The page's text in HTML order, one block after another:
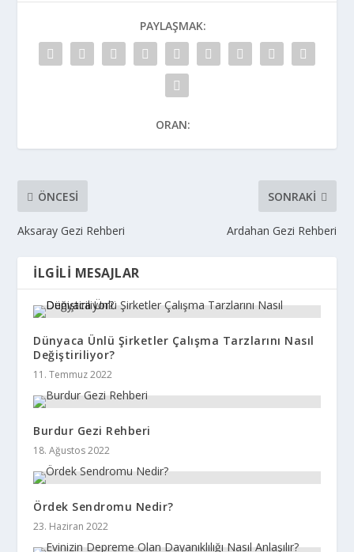
PAYLAŞMAK:
ORAN:
ÖNCESI
Aksaray Gezi Rehberi
SONRAKI
Ardahan Gezi Rehberi
İLGILI MESAJLAR
Dünyaca Ünlü Şirketler Çalışma Tarzlarını Nasıl
Değiştiriliyor?
11. Temmuz 2022
Burdur Gezi Rehberi
18. Ağustos 2022
Ördek Sendromu Nedir?
23. Haziran 2022